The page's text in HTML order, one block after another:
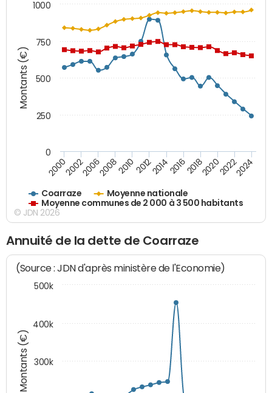
Montants (€)
Coarraze
Moyenne nationale
Moyenne communes de 2 000 à 3 500 habitants
200020022006200820102012201420162018202020222024
1000
0
250
500
750
© JDN 2026
Annuité de la dette de Coarraze
Montants (€)
(Source : JDN d'après ministère de l'Economie)
300k
400k
500k